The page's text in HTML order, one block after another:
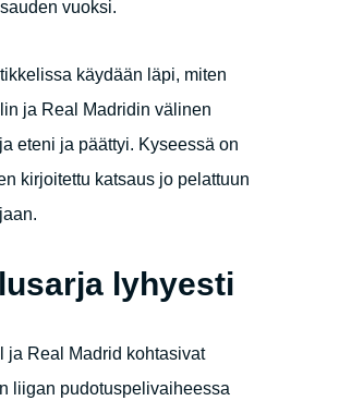
vuoksi.
käydään läpi, miten
ja Real Madridin välinen
eteni ja päättyi. Kyseessä on
kirjoitettu katsaus jo pelattuun
lyhyesti
ja Real Madrid kohtasivat
liigan pudotuspelivaiheessa